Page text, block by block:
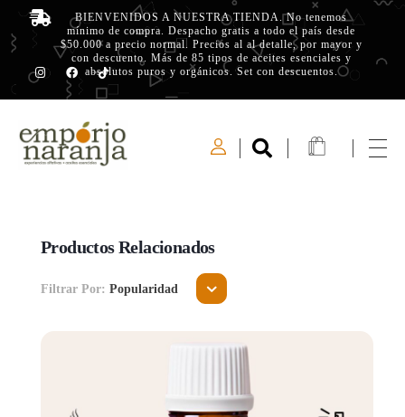
BIENVENIDOS A NUESTRA TIENDA. No tenemos
mínimo de compra. Despacho gratis a todo el país desde
$50.000 a precio normal. Precios al al detalle, por mayor y
con descuento. Más de 85 tipos de aceites esenciales y
absolutos puros y orgánicos. Set con descuentos.
Productos Relacionados
Filtrar Por: Popularidad